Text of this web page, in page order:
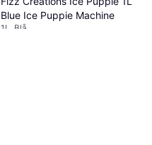
Blue Ice Puppie Machine
1L, Blå